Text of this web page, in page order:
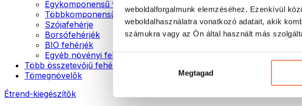
weboldalforgalmunk elemzéséhez. Ezenkívül
weboldalhasználatra vonatkozó adatait, akik
számukra vagy az Ön által használt más
Megtagad
Egykomponensű vegán fehérjék
Többkomponensű vegán fehérjék
Szójafehérje
Borsófehérjék
BIO fehérjék
Egyéb növényi fehérjék
Több összetevőjű fehérje
Tömegnövelők
Étrend-kiegészítők